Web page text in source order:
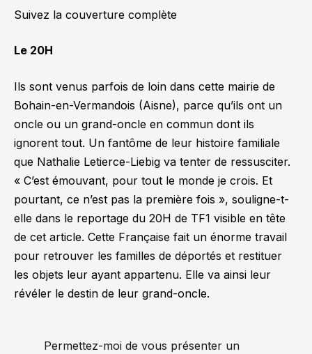
Suivez la couverture complète
Le 20H
Ils sont venus parfois de loin dans cette mairie de
Bohain-en-Vermandois (Aisne), parce qu’ils ont un
oncle ou un grand-oncle en commun dont ils
ignorent tout. Un fantôme de leur histoire familiale
que Nathalie Letierce-Liebig va tenter de ressusciter.
« C’est émouvant, pour tout le monde je crois. Et
pourtant, ce n’est pas la première fois », souligne-t-
elle dans le reportage du 20H de TF1 visible en tête
de cet article. Cette Française fait un énorme travail
pour retrouver les familles de déportés et restituer
les objets leur ayant appartenu. Elle va ainsi leur
révéler le destin de leur grand-oncle.
Permettez-moi de vous présenter un